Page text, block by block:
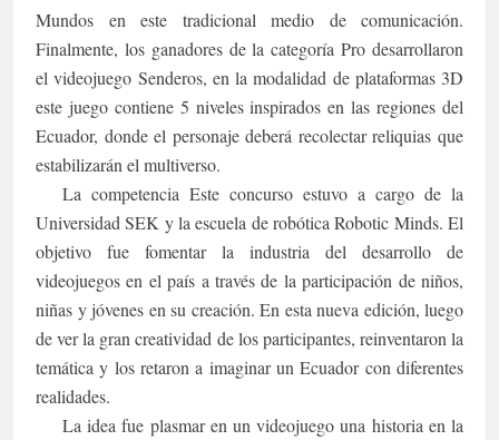
Mundos en este tradicional medio de comunicación.
Finalmente, los ganadores de la categoría Pro desarrollaron
el videojuego Senderos, en la modalidad de plataformas 3D
este juego contiene 5 niveles inspirados en las regiones del
Ecuador, donde el personaje deberá recolectar reliquias que
estabilizarán el multiverso.
La competencia Este concurso estuvo a cargo de la
Universidad SEK y la escuela de robótica Robotic Minds. El
objetivo fue fomentar la industria del desarrollo de
videojuegos en el país a través de la participación de niños,
niñas y jóvenes en su creación. En esta nueva edición, luego
de ver la gran creatividad de los participantes, reinventaron la
temática y los retaron a imaginar un Ecuador con diferentes
realidades.
La idea fue plasmar en un videojuego una historia en la